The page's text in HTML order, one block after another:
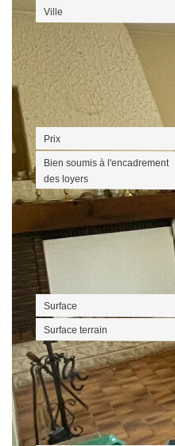
Ville
Aspects financiers
Prix
Bien soumis à l'encadrement
des loyers
Surfaces
Surface
Surface terrain
Intérieur